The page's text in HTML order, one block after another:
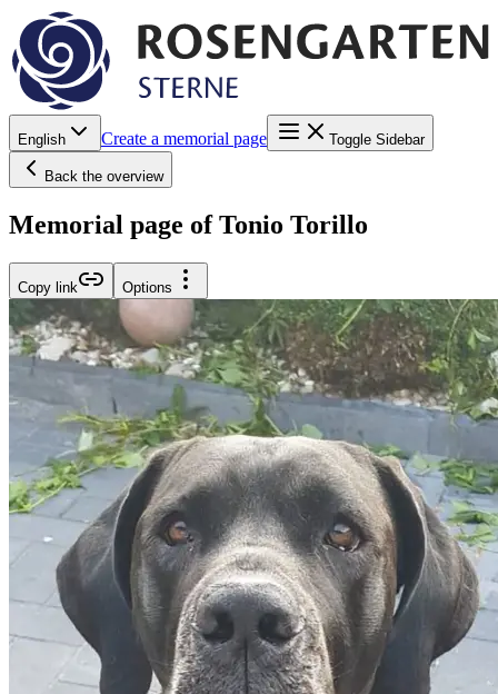
English Create a memorial page Toggle Sidebar
Back the overview
Memorial page of Tonio Torillo
Copy link Options